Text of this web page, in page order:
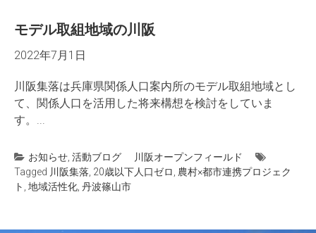
モデル取組地域の川阪
2022年7月1日
川阪集落は兵庫県関係人口案内所のモデル取組地域とし
て、関係人口を活用した将来構想を検討をしていま
す。...
お知らせ, 活動ブログ
川阪オープンフィールド
Tagged 川阪集落, 20歳以下人口ゼロ, 農村×都市連携プロジェク
ト , 地域活性化, 丹波篠山市